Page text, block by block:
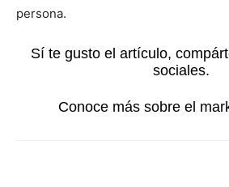
persona.
Sí te gusto el artículo,
sociales.
Conoce más sobre el